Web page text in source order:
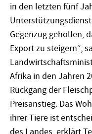
in den letzten fünf
Gegenzug geholfen,
Export zu steigern“,
Afrika in den Jahren
Rückgang der
Preisanstieg. Das
ihrer Tiere ist